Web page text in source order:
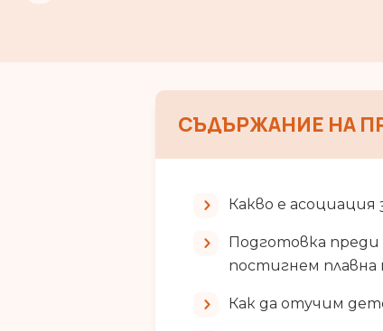
СЪДЪРЖАНИЕ НА
Какво е асоциация
Подготовка преди
постигнем плавна
Как да отучим